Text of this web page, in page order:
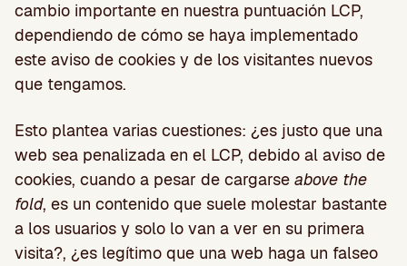
cambio importante en nuestra puntuación LCP,
dependiendo de cómo se haya implementado
este aviso de cookies y de los visitantes nuevos
que tengamos.
Esto plantea varias cuestiones: ¿es justo que una
web sea penalizada en el LCP, debido al aviso de
cookies, cuando a pesar de cargarse above the
fold, es un contenido que suele molestar bastante
a los usuarios y solo lo van a ver en su primera
visita?, ¿es legítimo que una web haga un falseo